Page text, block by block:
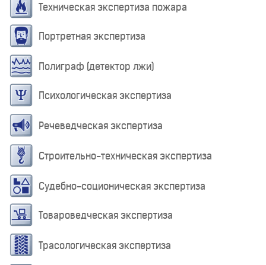
Техническая экспертиза пожара
Портретная экспертиза
Полиграф (детектор лжи)
Психологическая экспертиза
Речеведческая экспертиза
Строительно-техническая экспертиза
Судебно-соционическая экспертиза
Товароведческая экспертиза
Трасологическая экспертиза